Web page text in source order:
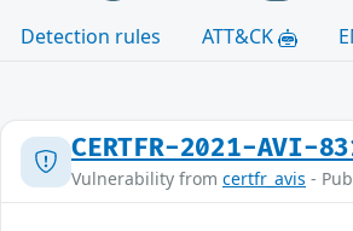
Detection rules
ATT&CK
CERTFR-2021-AVI-
Vulnerability from certfr_avis -